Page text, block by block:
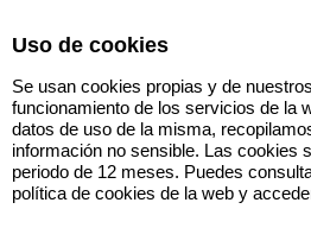
Uso de cookies
Se usan cookies propias y de
funcionamiento de los servicios de la
datos de uso de la misma,
información no sensible. Las cookies
periodo de 12 meses. Puedes
política de cookies de la web y